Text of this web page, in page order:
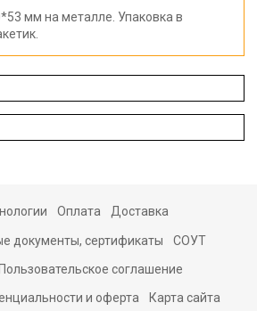
мм на металле. Упаковка в
Оплата Доставка
документы, сертификаты СОУТ
Пользовательское соглашение
и оферта Карта сайта